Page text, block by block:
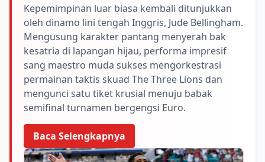
Kepemimpinan luar biasa kembali ditunjukkan
oleh dinamo lini tengah Inggris, Jude Bellingham.
Mengusung karakter pantang menyerah bak
kesatria di lapangan hijau, performa impresif
sang maestro muda sukses mengorkestrasi
permainan taktis skuad The Three Lions dan
mengunci satu tiket krusial menuju babak
semifinal turnamen bergengsi Euro.
Baca Selengkapnya